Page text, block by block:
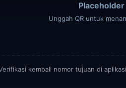
Placeholder
Unggah QR untuk
kembali nomor tujuan di